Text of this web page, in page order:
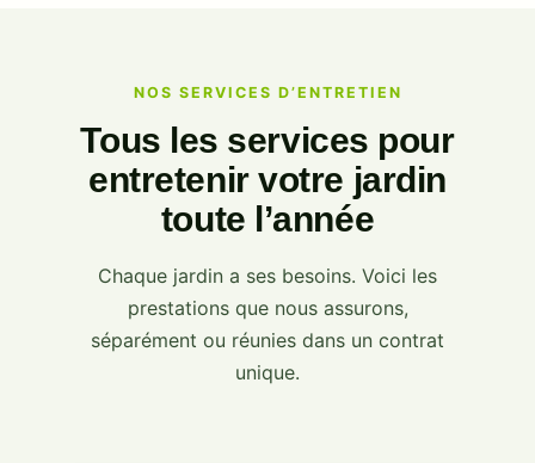
NOS SERVICES D’ENTRETIEN
Tous les services pour
entretenir votre jardin
toute l’année
Chaque jardin a ses besoins. Voici les
prestations que nous assurons,
séparément ou réunies dans un contrat
unique.